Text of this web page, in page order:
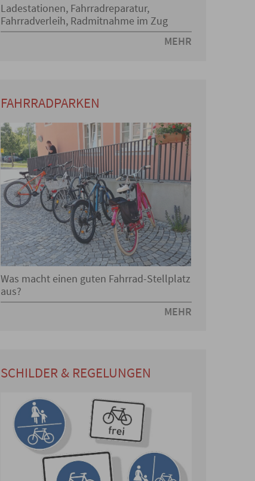
Ladestationen, Fahrradreparatur,
Fahrradverleih, Radmitnahme im Zug
MEHR
FAHRRADPARKEN
Was macht einen guten Fahrrad-Stellplatz
aus?
MEHR
SCHILDER & REGELUNGEN